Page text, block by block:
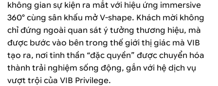
không gian sự kiện ra mắt với hiệu ứng immersive
360° cùng sân khấu mở V-shape. Khách mời không
chỉ đứng ngoài quan sát ý tưởng thương hiệu, mà
được bước vào bên trong thế giới thị giác mà VIB
tạo ra, nơi tinh thần “đặc quyền” được chuyển hóa
thành trải nghiệm sống động, gắn với hệ dịch vụ
vượt trội của VIB Privilege.